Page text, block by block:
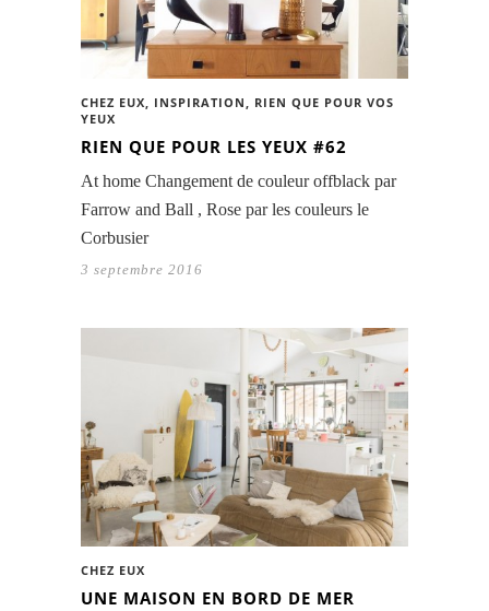
CHEZ EUX INSPIRATION
RIEN QUE POUR VOS
YEUX
RIEN QUE POUR LES YEUX #62
At home Changement de couleur offblack par
Farrow and Ball , Rose par les couleurs le
Corbusier
3 septembre 2016
CHEZ EUX
UNE MAISON EN BORD DE MER